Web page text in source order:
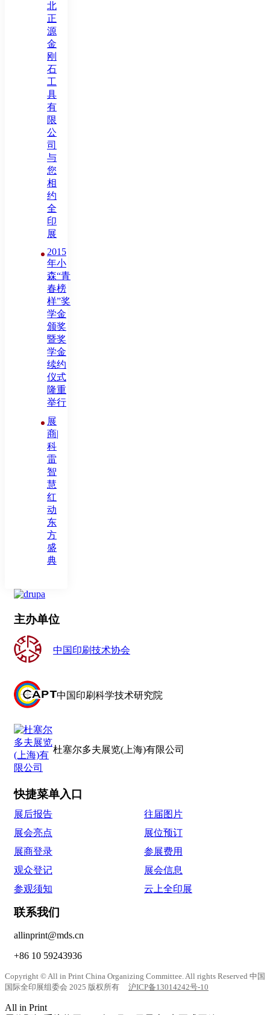
北
正
源
金
刚
石
工
具
有
限
公
司
与
您
相
约
全
印
展
2015
年小
森“青
春榜
样”奖
学金
颁奖
暨奖
学金
续约
仪式
隆重
举行
展
商|
科
雷
智
慧
红
动
东
方
盛
典
主办单位
中国印刷技术协会
中国印刷科学技术研究院
杜塞尔多夫展览(上海)有限公司
快捷菜单入口
展后报告
往届图片
展会亮点
展位预订
展商登录
参展费用
观众登记
展会信息
参观须知
云上全印展
联系我们
allinprint@mds.cn
+86 10 59243936
Copyright © All in Print China Organizing Committee. All rights Reserved 中国
国际全印展组委会 2025 版权所有 沪ICP备13014242号-10
All in Print